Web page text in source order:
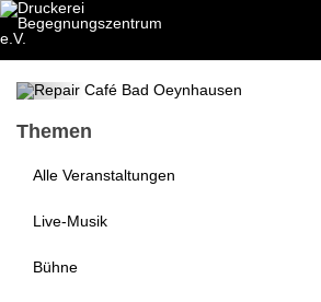
Themen
Alle Veranstaltungen
Live-Musik
Bühne